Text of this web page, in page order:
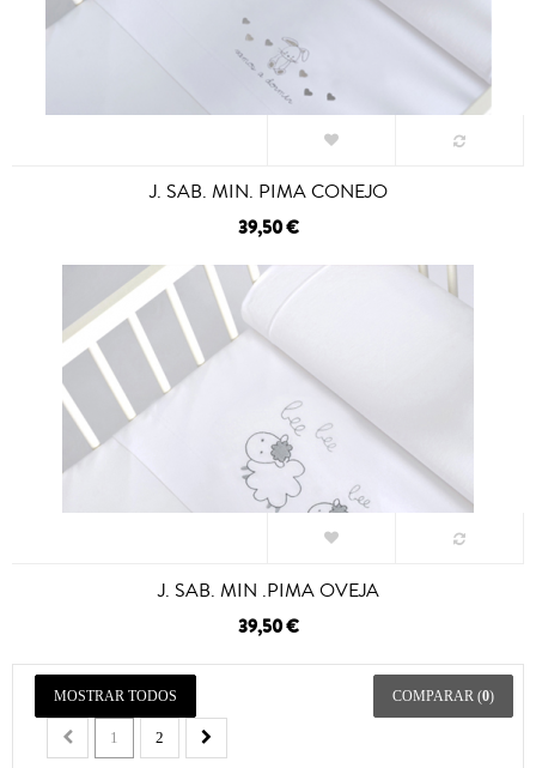
J. SAB. MIN. PIMA CONEJO
39,50 €
J. SAB. MIN .PIMA OVEJA
39,50 €
MOSTRAR TODOS
1 2
COMPARAR (0)